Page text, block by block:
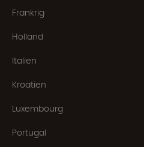
Frankrig
Holland
Italien
Kroatien
Luxembourg
Portugal